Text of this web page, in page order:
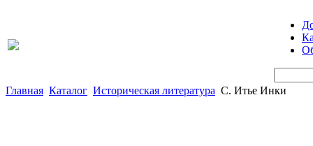
Главная Каталог Историческая литература С. Итье Инки